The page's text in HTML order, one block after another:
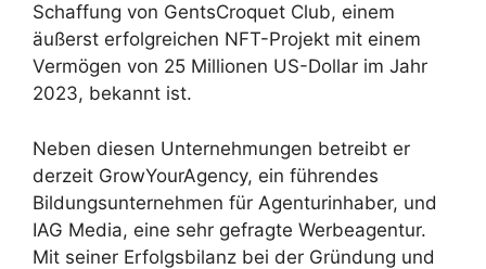
Schaffung von GentsCroquet Club, einem
äußerst erfolgreichen NFT-Projekt mit einem
Vermögen von 25 Millionen US-Dollar im Jahr
2023, bekannt ist.
Neben diesen Unternehmungen betreibt er
derzeit GrowYourAgency, ein führendes
Bildungsunternehmen für Agenturinhaber, und
IAG Media, eine sehr gefragte Werbeagentur.
Mit seiner Erfolgsbilanz bei der Gründung und